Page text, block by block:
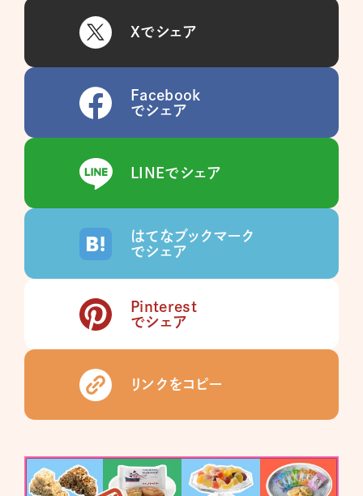
Xでシェア
Facebook
でシェア
LINEでシェア
はてなブックマーク
でシェア
Pinterest
でシェア
リンクをコピー